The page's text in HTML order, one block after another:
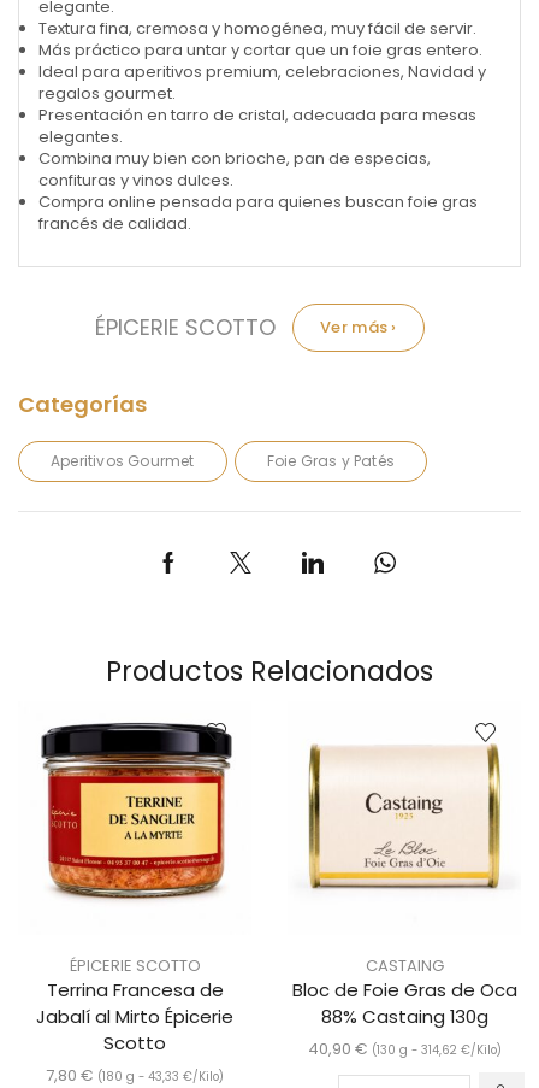
elegante.
Textura fina, cremosa y homogénea, muy fácil de servir.
Más práctico para untar y cortar que un foie gras entero.
Ideal para aperitivos premium, celebraciones, Navidad y
regalos gourmet.
Presentación en tarro de cristal, adecuada para mesas
elegantes.
Combina muy bien con brioche, pan de especias,
confituras y vinos dulces.
Compra online pensada para quienes buscan foie gras
francés de calidad.
ÉPICERIE SCOTTO
Aperitivos Gourmet Foie Gras y Patés
Productos Relacionados
ÉPICERIE SCOTTO
Terrina Francesa de
Jabalí al Mirto Épicerie
Scotto
7,80 € (180 g - 43,33 €/Kilo)
CASTAING
Bloc de Foie Gras de Oca
88% Castaing 130g
40,90 € (130 g - 314,62 €/Kilo)